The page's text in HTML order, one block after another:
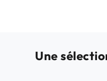
Une